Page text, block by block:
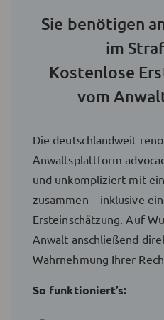
Sie benötigen
im
Kostenlose
vom
Die deutschlandweit
Anwaltsplattform
und unkompliziert mit
zusammen – inklusive
Ersteinschätzung. Auf
Anwalt anschließend
Wahrnehmung Ihrer
So funktioniert’s: